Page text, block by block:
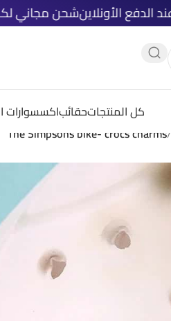
شحن مجاني لكل أوردر بـ 1000 جنيه او
كل المنتجاتحقائباكسسوارات
/
The Simpsons bike- crocs charms